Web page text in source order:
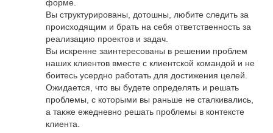
форме.
Вы структурированы, дотошны, любите следить за
происходящим и брать на себя ответственность за
реализацию проектов и задач.
Вы искренне заинтересованы в решении проблем
наших клиентов вместе с клиентской командой и не
боитесь усердно работать для достижения целей.
Ожидается, что вы будете определять и решать
проблемы, с которыми вы раньше не сталкивались,
а также ежедневно решать проблемы в контексте
клиента.